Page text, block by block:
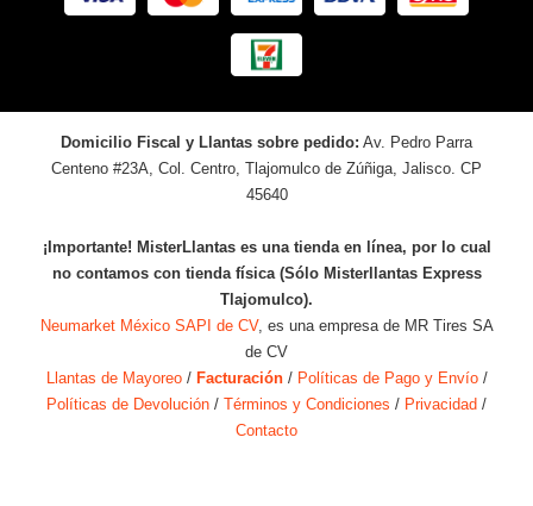
Domicilio Fiscal y Llantas sobre pedido: Av. Pedro Parra
Centeno #23A, Col. Centro, Tlajomulco de Zúñiga, Jalisco. CP
45640
¡Importante! MisterLlantas es una tienda en línea, por lo cual
no contamos con tienda física (Sólo Misterllantas Express
Tlajomulco).
Neumarket México SAPI de CV, es una empresa de MR Tires SA
de CV
Llantas de Mayoreo/ Facturación/ Políticas de Pago y Envío/
Políticas de Devolución / Términos y Condiciones / Privacidad /
Contacto